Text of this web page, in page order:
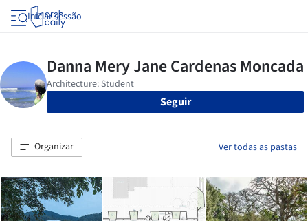
Iniciar sessão
Seguir
Organizar Ver todas as pastas